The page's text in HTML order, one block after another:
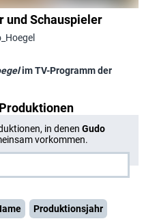
und Schauspieler
im TV-Programm der
in denen Gudo
vorkommen.
Produktionsjahr